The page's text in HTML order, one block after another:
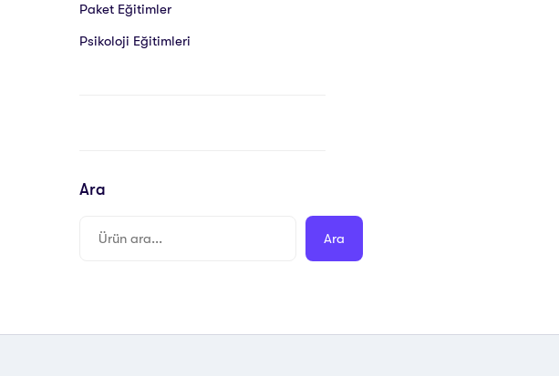
Paket Eğitimler
Psikoloji Eğitimleri
Ara
Ara